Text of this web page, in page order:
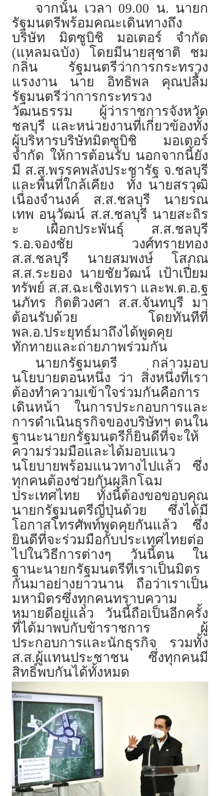
จากนั้น เวลา 09.00 น. นายก
รัฐมนตรีพร้อมคณะเดินทางถึง
บริษัท มิตซูบิชิ มอเตอร์ จำกัด
(แหลมฉบัง) โดยมีนายสุชาติ ชม
กลิ่น รัฐมนตรีว่าการกระทรวง
แรงงาน นาย อิทธิพล คุณปลื้ม
รัฐมนตรีว่าการกระทรวง
วัฒนธรรม ผู้ว่าราชการจังหวัด
ชลบุรี และหน่วยงานที่เกี่ยวข้องทั้ง
ผู้บริหารบริษัทมิตซูบิชิ มอเตอร์
จำกัด ให้การต้อนรับ นอกจากนี้ยัง
มี ส.ส.พรรคพลังประชารัฐ จ.ชลบุรี
และพื้นที่ใกล้เคียง ทั้ง นายสรวุฒิ
เนื่องจำนงค์ ส.ส.ชลบุรี นายรณ
เทพ อนุวัฒน์ ส.ส.ชลบุรี นายสะถิร
ะ เผือกประพันธ์ุ ส.ส.ชลบุรี
ร.อ.จองชัย วงศ์ทรายทอง
ส.ส.ชลบุรี นายสมพงษ์ โสภณ
ส.ส.ระยอง นายชัยวัฒน์ เป้าเปี่ยม
ทรัพย์ ส.ส.ฉะเชิงเทรา และพ.ต.อ.ฐ
นภัทร กิตติวงศา ส.ส.จันทบุรี มา
ต้อนรับด้วย โดยทันทีที่
พล.อ.ประยุทธ์มาถึงได้พูดคุย
ทักทายและถ่ายภาพร่วมกัน
นายกรัฐมนตรี กล่าวมอบ
นโยบายตอนหนึ่ง ว่า สิ่งหนึ่งที่เรา
ต้องทำความเข้าใจร่วมกันคือการ
เดินหน้า ในการประกอบการและ
การดำเนินธุรกิจของบริษัทฯ ตนใน
ฐานะนายกรัฐมนตรีก็ยินดีที่จะให้
ความร่วมมือและได้มอบแนว
นโยบายพร้อมแนวทางไปแล้ว ซึ่ง
ทุกคนต้องช่วยกันผลิกโฉม
ประเทศไทย ทั้งนี้ต้องขอขอบคุณ
นายกรัฐมนตรีญี่ปุ่นด้วย ซึ่งได้มี
โอกาสโทรศัพท์พูดคุยกันแล้ว ซึ่ง
ยินดีที่จะร่วมมือกับประเทศไทยต่อ
ไปในวิธีการต่างๆ วันนี้ตน ใน
ฐานะนายกรัฐมนตรีที่เราเป็นมิตร
กันมาอย่างยาวนาน ถือว่าเราเป็น
มหามิตรซึ่งทุกคนทราบความ
หมายดีอยู่แล้ว วันนี้ถือเป็นอีกครั้ง
ที่ได้มาพบกับข้าราชการ ผู้
ประกอบการและนักธุรกิจ รวมทั้ง
ส.ส.ผู้แทนประชาชน ซึ่งทุกคนมี
สิทธิ์พบกันได้ทั้งหมด